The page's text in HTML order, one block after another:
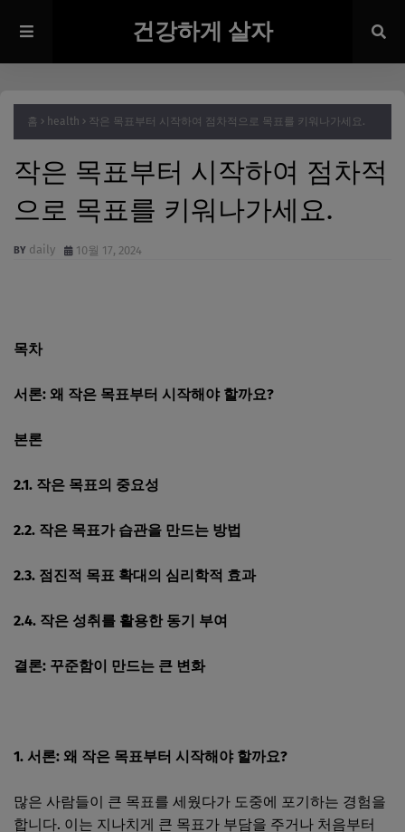
건강하게 살자
홈 health 작은 목표부터 시작하여 점차적으로 목표를 키워나가세요.
작은 목표부터 시작하여 점차적
으로 목표를 키워나가세요.
daily 10월 17, 2024
목차
서론: 왜 작은 목표부터 시작해야 할까요?
본론
2.1. 작은 목표의 중요성
2.2. 작은 목표가 습관을 만드는 방법
2.3. 점진적 목표 확대의 심리학적 효과
2.4. 작은 성취를 활용한 동기 부여
결론: 꾸준함이 만드는 큰 변화
1. 서론: 왜 작은 목표부터 시작해야 할까요?
많은 사람들이 큰 목표를 세웠다가 도중에 포기하는 경험을
합니다. 이는 지나치게 큰 목표가 부담을 주거나 처음부터